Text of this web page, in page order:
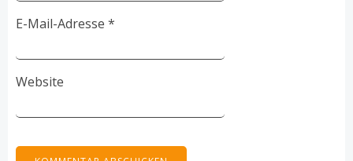
E-Mail-Adresse *
Website